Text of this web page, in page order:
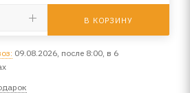
В КОРЗИНУ
09.08.2026, после 8:00, в 6